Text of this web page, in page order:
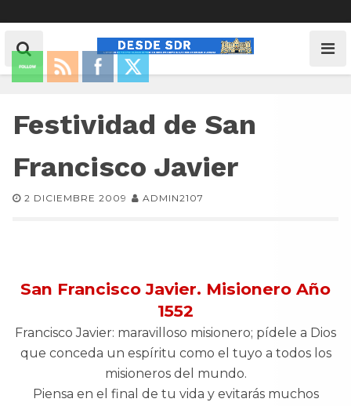
Festividad de San
Francisco Javier
2 DICIEMBRE 2009 ADMIN2107
San Francisco Javier. Misionero Año
1552
Francisco Javier: maravilloso misionero; pídele a Dios
que conceda un espíritu como el tuyo a todos los
misioneros del mundo.
Piensa en el final de tu vida y evitarás muchos